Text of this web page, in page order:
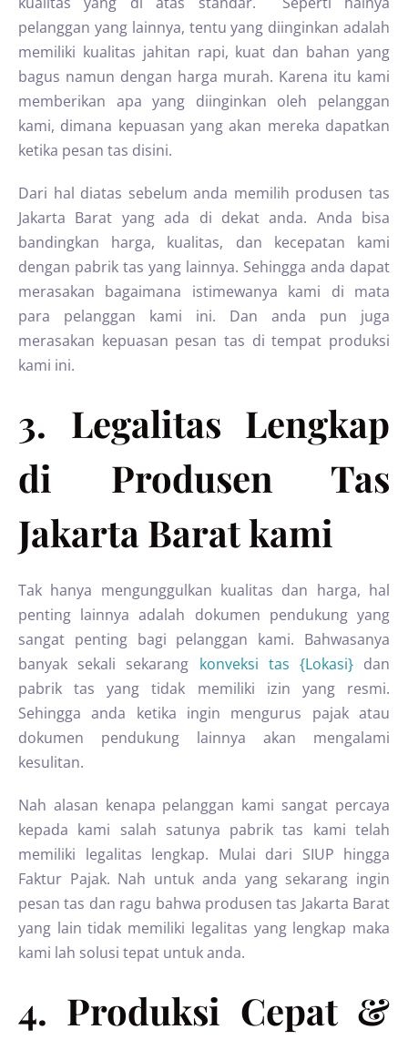
pelanggan yang lainnya, tentu yang diinginkan adalah
memiliki kualitas jahitan rapi, kuat dan bahan yang
bagus namun dengan harga murah. Karena itu kami
memberikan apa yang diinginkan oleh pelanggan
kami, dimana kepuasan yang akan mereka dapatkan
ketika pesan tas disini.
Dari hal diatas sebelum anda memilih produsen tas
Jakarta Barat yang ada di dekat anda. Anda bisa
bandingkan harga, kualitas, dan kecepatan kami
dengan pabrik tas yang lainnya. Sehingga anda dapat
merasakan bagaimana istimewanya kami di mata
para pelanggan kami ini. Dan anda pun juga
merasakan kepuasan pesan tas di tempat produksi
kami ini.
3. Legalitas Lengkap
di Produsen Tas
Jakarta Barat kami
Tak hanya mengunggulkan kualitas dan harga, hal
penting lainnya adalah dokumen pendukung yang
sangat penting bagi pelanggan kami. Bahwasanya
banyak sekali sekarang konveksi tas {Lokasi}dan
pabrik tas yang tidak memiliki izin yang resmi.
Sehingga anda ketika ingin mengurus pajak atau
dokumen pendukung lainnya akan mengalami
kesulitan.
Nah alasan kenapa pelanggan kami sangat percaya
kepada kami salah satunya pabrik tas kami telah
memiliki legalitas lengkap. Mulai dari SIUP hingga
Faktur Pajak. Nah untuk anda yang sekarang ingin
pesan tas dan ragu bahwa produsen tas Jakarta Barat
yang lain tidak memiliki legalitas yang lengkap maka
kami lah solusi tepat untuk anda.
4. Produksi Cepat &